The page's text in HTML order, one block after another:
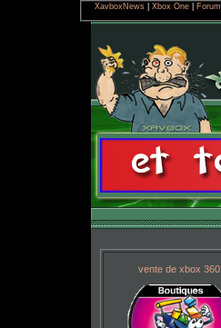
XavboxNews Xbox One Forum
vente de xbox 360